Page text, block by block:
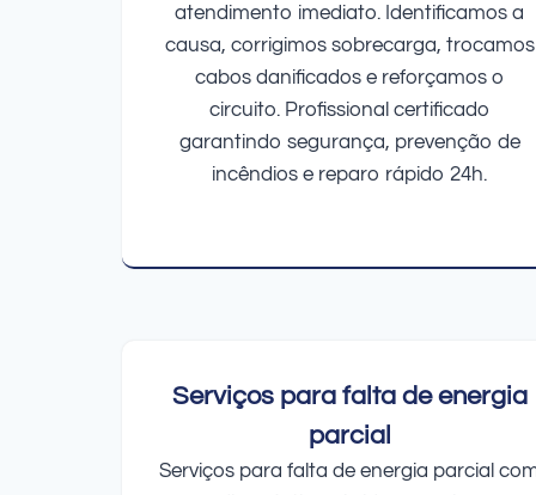
atendimento imediato. Identificamos a
causa, corrigimos sobrecarga, trocamos
cabos danificados e reforçamos o
circuito. Profissional certificado
garantindo segurança, prevenção de
incêndios e reparo rápido 24h.
Serviços para falta de energia
parcial
Serviços para falta de energia parcial